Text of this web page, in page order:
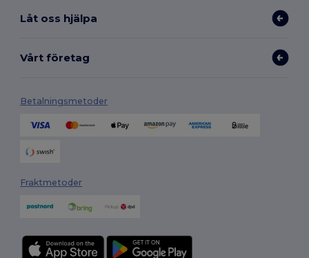
Låt oss hjälpa
Vårt företag
Betalningsmetoder
Fraktmetoder